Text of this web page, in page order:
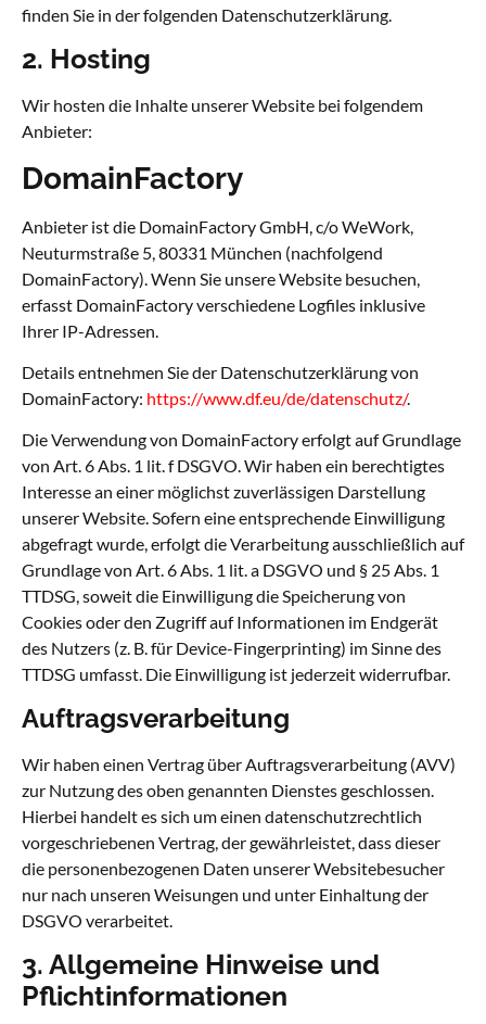
finden Sie in der folgenden Datenschutzerklärung.
2. Hosting
Wir hosten die Inhalte unserer Website bei folgendem
Anbieter:
DomainFactory
Anbieter ist die DomainFactory GmbH, c/o WeWork,
Neuturmstraße 5, 80331 München (nachfolgend
DomainFactory). Wenn Sie unsere Website besuchen,
erfasst DomainFactory verschiedene Logfiles inklusive
Ihrer IP-Adressen.
Details entnehmen Sie der Datenschutzerklärung von
DomainFactory: https://www.df.eu/de/datenschutz/.
Die Verwendung von DomainFactory erfolgt auf Grundlage
von Art. 6 Abs. 1 lit. f DSGVO. Wir haben ein berechtigtes
Interesse an einer möglichst zuverlässigen Darstellung
unserer Website. Sofern eine entsprechende Einwilligung
abgefragt wurde, erfolgt die Verarbeitung ausschließlich auf
Grundlage von Art. 6 Abs. 1 lit. a DSGVO und § 25 Abs. 1
TTDSG, soweit die Einwilligung die Speicherung von
Cookies oder den Zugriff auf Informationen im Endgerät
des Nutzers (z. B. für Device-Fingerprinting) im Sinne des
TTDSG umfasst. Die Einwilligung ist jederzeit widerrufbar.
Auftragsverarbeitung
Wir haben einen Vertrag über Auftragsverarbeitung (AVV)
zur Nutzung des oben genannten Dienstes geschlossen.
Hierbei handelt es sich um einen datenschutzrechtlich
vorgeschriebenen Vertrag, der gewährleistet, dass dieser
die personenbezogenen Daten unserer Websitebesucher
nur nach unseren Weisungen und unter Einhaltung der
DSGVO verarbeitet.
3. Allgemeine Hinweise und
Pflicht­informationen